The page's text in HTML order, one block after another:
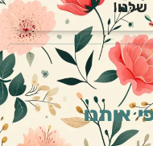
שלנו!
אותנו